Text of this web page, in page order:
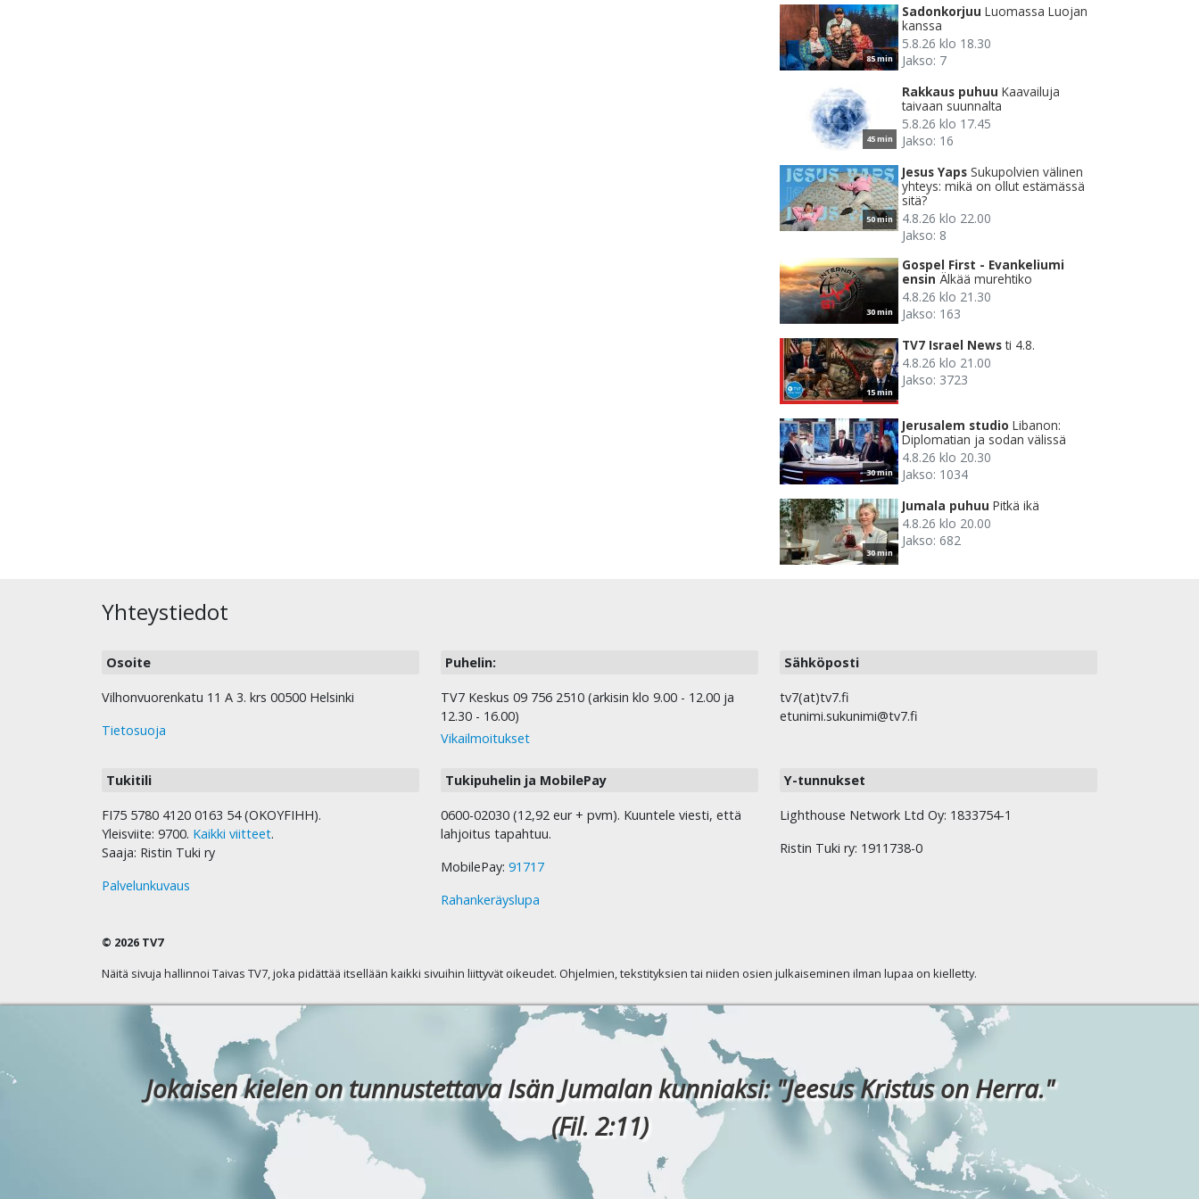
85 min
Sadonkorjuu Luomassa Luojan
kanssa
5.8.26 klo 18.30
Jakso: 7
45 min
Rakkaus puhuu Kaavailuja
taivaan suunnalta
5.8.26 klo 17.45
Jakso: 16
50 min
Jesus Yaps Sukupolvien välinen
yhteys: mikä on ollut estämässä
sitä?
4.8.26 klo 22.00
Jakso: 8
30 min
Gospel First - Evankeliumi
ensin Älkää murehtiko
4.8.26 klo 21.30
Jakso: 163
15 min
TV7 Israel News ti 4.8.
4.8.26 klo 21.00
Jakso: 3723
30 min
Jerusalem studio Libanon:
Diplomatian ja sodan välissä
4.8.26 klo 20.30
Jakso: 1034
30 min
Jumala puhuu Pitkä ikä
4.8.26 klo 20.00
Jakso: 682
Yhteystiedot
Osoite
Vilhonvuorenkatu 11 A 3. krs 00500 Helsinki
Tietosuoja
Puhelin:
TV7 Keskus 09 756 2510 (arkisin klo 9.00 - 12.00 ja
12.30 - 16.00)
Vikailmoitukset
Sähköposti
tv7(at)tv7.fi
etunimi.sukunimi@tv7.fi
Tukitili
FI75 5780 4120 0163 54 (OKOYFIHH).
Yleisviite: 9700. Kaikki viitteet.
Saaja: Ristin Tuki ry
Palvelunkuvaus
Tukipuhelin ja MobilePay
0600-02030 (12,92 eur + pvm). Kuuntele viesti, että
lahjoitus tapahtuu.
MobilePay: 91717
Rahankeräyslupa
Y-tunnukset
Lighthouse Network Ltd Oy: 1833754-1
Ristin Tuki ry: 1911738-0
© 2026 TV7
Näitä sivuja hallinnoi Taivas TV7, joka pidättää itsellään kaikki sivuihin liittyvät oikeudet. Ohjelmien, tekstityksien tai niiden osien julkaiseminen ilman lupaa on kielletty.
Jokaisen kielen on tunnustettava Isän Jumalan kunniaksi: "Jeesus Kristus on Herra."
(Fil. 2:11)